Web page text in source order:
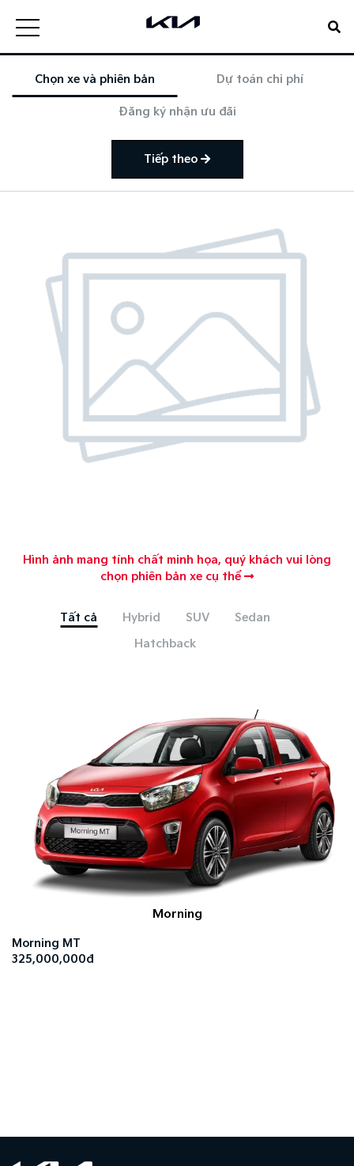
Chọn xe và phiên bản Dự toán chi phí
Đăng ký nhận ưu đãi
Tiếp theo
Hình ảnh mang tính chất minh họa, quý khách vui lòng
chọn phiên bản xe cụ thể
Tất cả Hybrid SUV
Sedan
Hatchback
Morning
Morning MT
325,000,000đ